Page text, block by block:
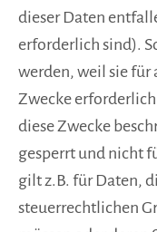
dieser Daten
erforderlich sind).
werden, weil sie für
Zwecke
diese Zwecke
gesperrt und nicht
gilt z.B. für Daten,
steuerrechtlichen